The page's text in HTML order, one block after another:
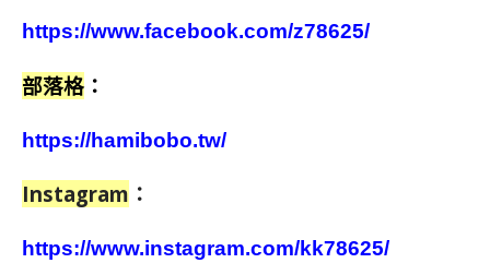
https://www.facebook.com/z78625/
部落格 ：
https://hamibobo.tw/
Instagram ：
https://www.instagram.com/kk78625/